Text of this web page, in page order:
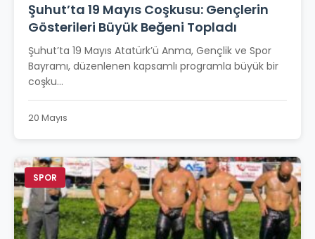
Şuhut’ta 19 Mayıs Coşkusu: Gençlerin
Gösterileri Büyük Beğeni Topladı
Şuhut’ta 19 Mayıs Atatürk’ü Anma, Gençlik ve Spor
Bayramı, düzenlenen kapsamlı programla büyük bir
coşku...
20 Mayıs
SPOR